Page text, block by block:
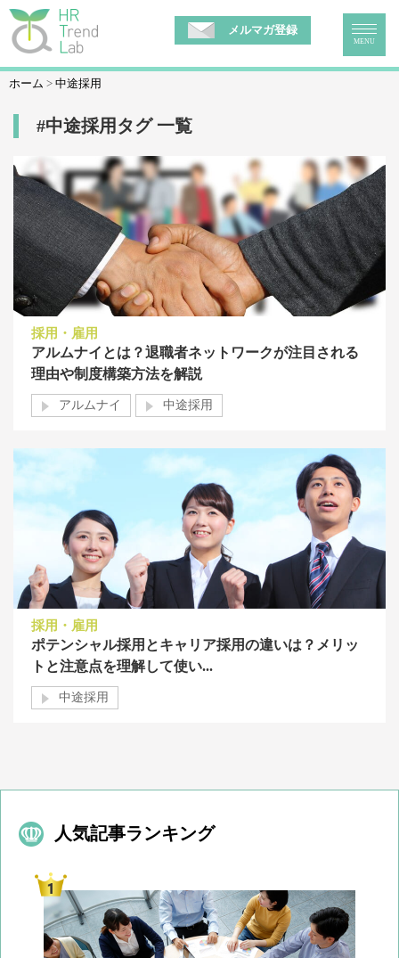
メルマガ登録
MENU
ホーム 中途採用
#中途採用タグ 一覧
採用・雇用
アルムナイとは？退職者ネットワークが注目される
理由や制度構築方法を解説
アルムナイ 中途採用
採用・雇用
ポテンシャル採用とキャリア採用の違いは？メリッ
トと注意点を理解して使い...
中途採用
人気記事ランキング